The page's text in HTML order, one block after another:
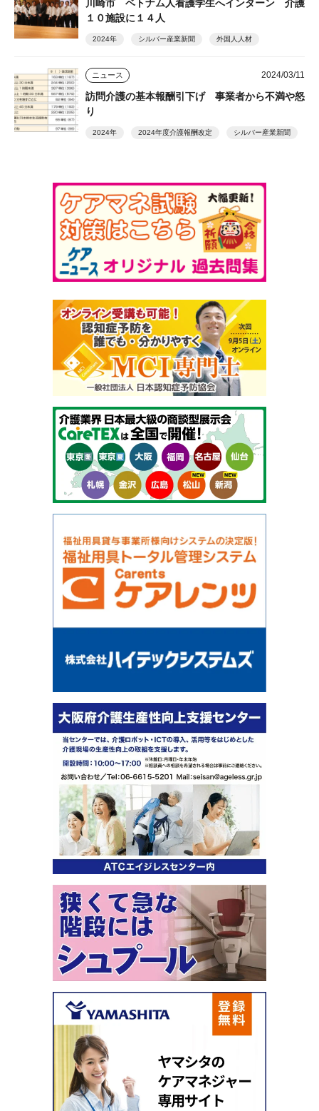
川崎市 ベトナム人看護学生へインターン 介護
１０施設に１４人
2024年 シルバー産業新聞 外国人人材
ニュース 2024/03/11
訪問介護の基本報酬引下げ 事業者から不満や怒
り
2024年 2024年度介護報酬改定 シルバー産業新聞